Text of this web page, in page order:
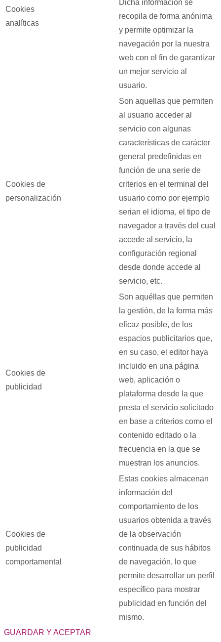
Cookies
analíticas
Dicha información se
recopila de forma anónima
y permite optimizar la
navegación por la nuestra
web con el fin de garantizar
un mejor servicio al
usuario.
Cookies de
personalización
Son aquellas que permiten
al usuario acceder al
servicio con algunas
características de carácter
general predefinidas en
función de una serie de
criterios en el terminal del
usuario como por ejemplo
serian el idioma, el tipo de
navegador a través del cual
accede al servicio, la
configuración regional
desde donde accede al
servicio, etc.
Cookies de
publicidad
Son aquéllas que permiten
la gestión, de la forma más
eficaz posible, de los
espacios publicitarios que,
en su caso, el editor haya
incluido en una página
web, aplicación o
plataforma desde la que
presta el servicio solicitado
en base a criterios como el
contenido editado o la
frecuencia en la que se
muestran los anuncios.
Cookies de
publicidad
comportamental
Estas cookies almacenan
información del
comportamiento de los
usuarios obtenida a través
de la observación
continuada de sus hábitos
de navegación, lo que
permite desarrollar un perfil
específico para mostrar
publicidad en función del
mismo.
GUARDAR Y ACEPTAR